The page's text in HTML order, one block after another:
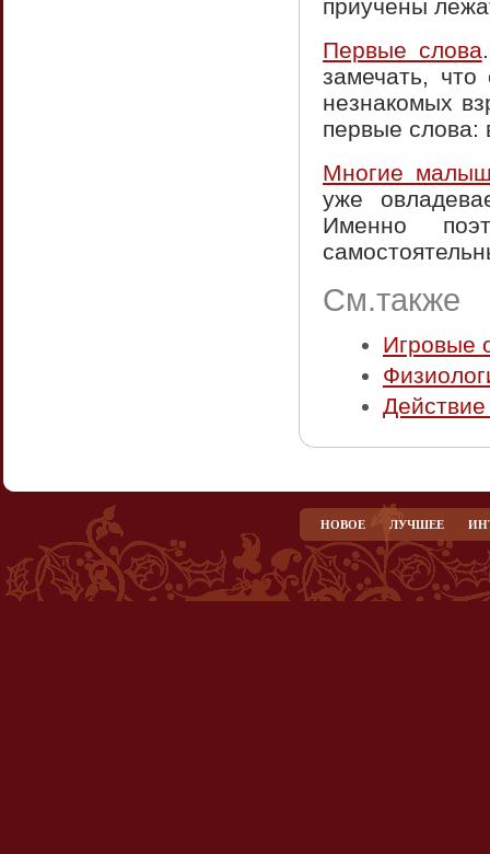
приучены
Первые слова
замечать,
незнакомых
первые слова:
Многие
уже
Именно
См.также
Игровые
НОВОЕ ЛУЧШЕЕ